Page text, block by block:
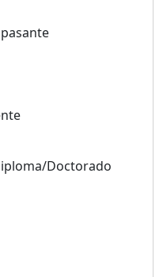
Doctorado